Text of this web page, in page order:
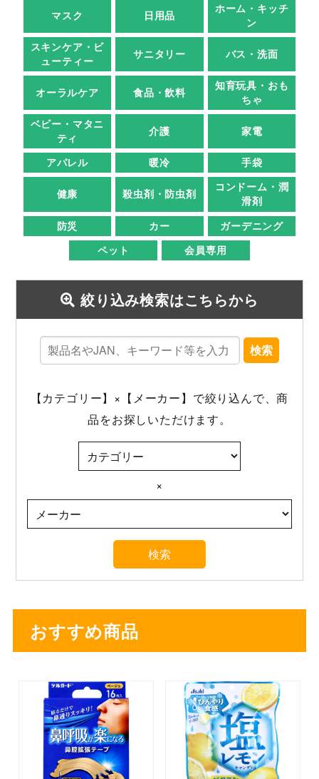
マスク 日用品
ホーム・キッチ
ン
スキンケア・ビ
ューティー
サニタリー バス・洗面
オーラルケア 食品・飲料
知育玩具・おも
ちゃ
ベビー・マタニ
ティ
介護 家電
アパレル 暖冷 手袋
健康 殺虫剤・防虫剤
コンドーム・潤
滑剤
防災
カー
ガーデニング
ペット
会員専用
絞り込み検索はこちらから
検索
【カテゴリー】×【メーカー】で絞り込んで、商
品をお探しいただけます。
×
おすすめ商品